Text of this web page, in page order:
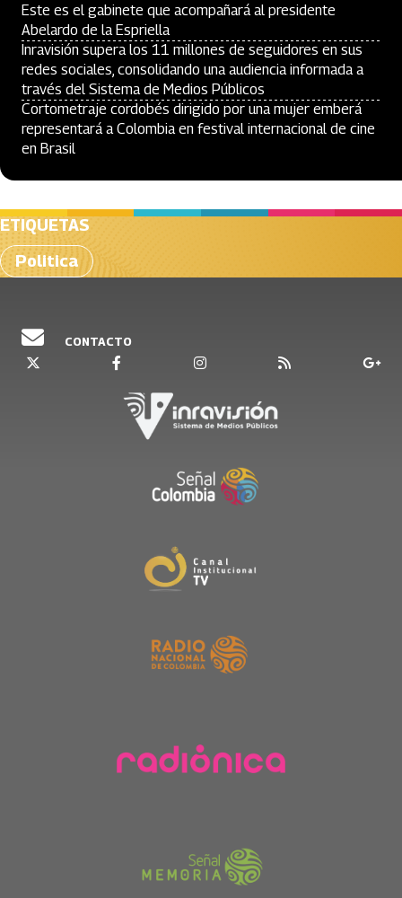
Este es el gabinete que acompañará al presidente
Abelardo de la Espriella
Inravisión supera los 11 millones de seguidores en sus
redes sociales, consolidando una audiencia informada a
través del Sistema de Medios Públicos
Cortometraje cordobés dirigido por una mujer emberá
representará a Colombia en festival internacional de cine
en Brasil
ETIQUETAS
Politica
CONTACTO